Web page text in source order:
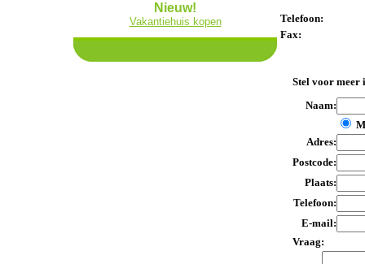
Nieuw!
Vakantiehuis kopen
Telefoon:
Fax:
Stel voor meer
Naam:
Adres:
Postcode:
Plaats:
Telefoon:
E-mail:
Vraag: